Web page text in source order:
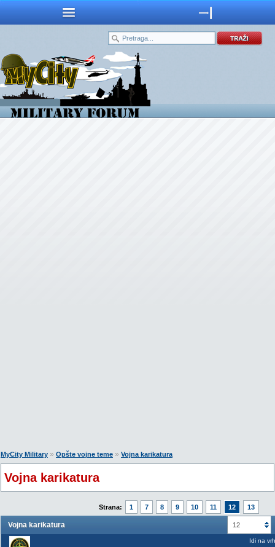
MyCity Military » Opšte vojne teme » Vojna karikatura
Vojna karikatura
Strana: 1 7 8 9 10 11 12 13
12
Vojna karikatura
Idi na vrh